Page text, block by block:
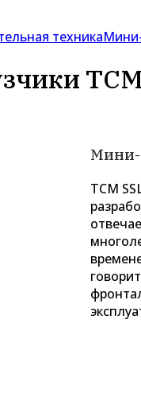
техника
TCM
Мини-
ТСМ